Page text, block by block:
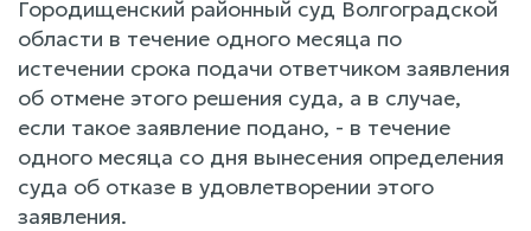
Городищенский районный суд Волгоградской
области в течение одного месяца по
истечении срока подачи ответчиком заявления
об отмене этого решения суда, а в случае,
если такое заявление подано, - в течение
одного месяца со дня вынесения определения
суда об отказе в удовлетворении этого
заявления.